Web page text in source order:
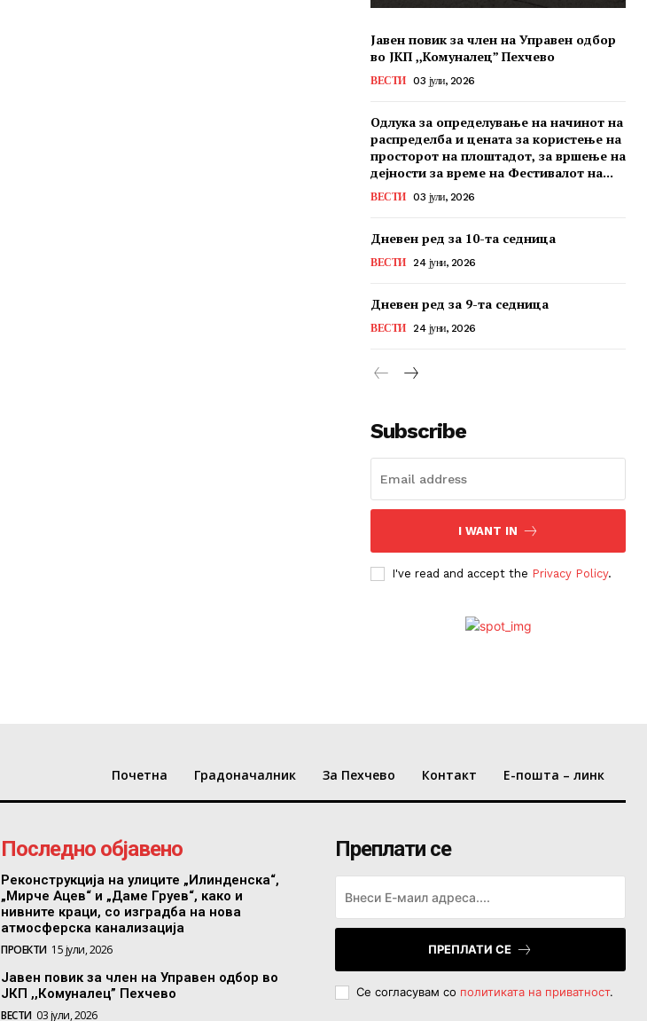
Јавен повик за член на Управен одбор
во ЈКП ,,Комуналец” Пехчево
ВЕСТИ 03 јули, 2026
Одлука за определување на начинот на
распределба и цената за користење на
просторот на плоштадот, за вршење на
дејности за време на Фестивалот на...
ВЕСТИ 03 јули, 2026
Дневен ред за 10-та седница
ВЕСТИ 24 јуни, 2026
Дневен ред за 9-та седница
ВЕСТИ 24 јуни, 2026
Subscribe
I WANT IN
I've read and accept the Privacy Policy.
Почетна Градоначалник За Пехчево Контакт Е-пошта – линк
Последно објавено
Реконструкција на улиците „Илинденска“,
„Мирче Ацев“ и „Даме Груев“, како и
нивните краци, со изградба на нова
атмосферска канализација
ПРОЕКТИ 15 јули, 2026
Јавен повик за член на Управен одбор во
ЈКП ,,Комуналец” Пехчево
ВЕСТИ 03 јули, 2026
Преплати се
ПРЕПЛАТИ СЕ
Се согласувам со политиката на приватност.